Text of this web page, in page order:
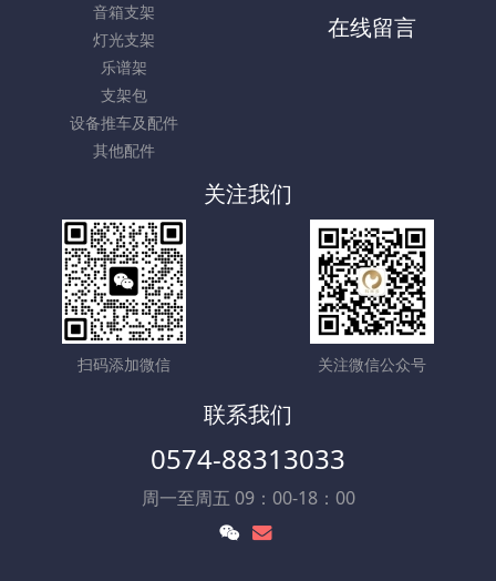
音箱支架
灯光支架
乐谱架
支架包
设备推车及配件
其他配件
在线留言
关注我们
扫码添加微信 关注微信公众号
联系我们
0574-88313033
周一至周五 09：00-18：00